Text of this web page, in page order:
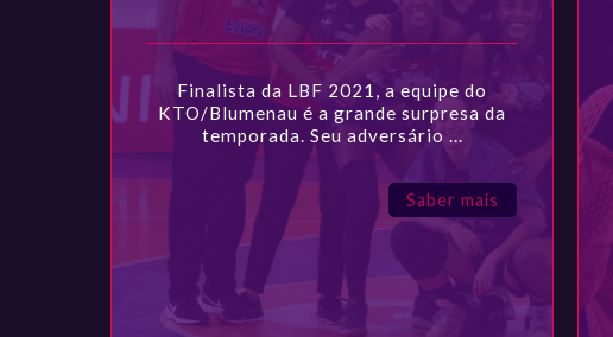
Finalista da LBF 2021, a equipe do
KTO/Blumenau é a grande surpresa da
temporada. Seu adversário ...
Saber mais